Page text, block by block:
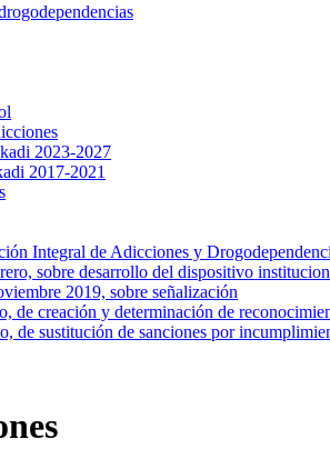
2023-2027
2017-2021
Integral de Adicciones y
sobre desarrollo del dispositivo
2019, sobre señalización
de creación y determinación de
de sustitución de sanciones por